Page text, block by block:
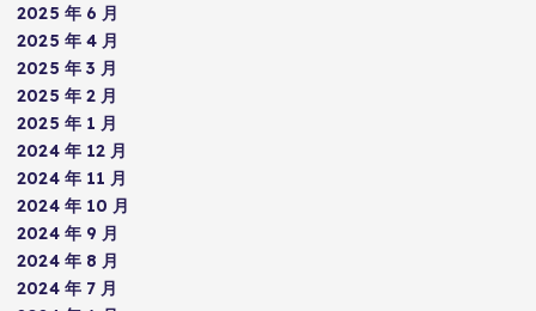
2025 年 6 月
2025 年 4 月
2025 年 3 月
2025 年 2 月
2025 年 1 月
2024 年 12 月
2024 年 11 月
2024 年 10 月
2024 年 9 月
2024 年 8 月
2024 年 7 月